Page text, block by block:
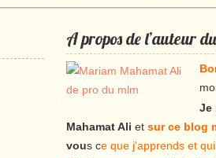
A propos de l’auteur
Je
Mahamat Ali et sur ce blog
vous ce que j'apprends et